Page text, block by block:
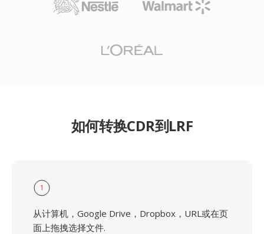
如何转换CDR到LRF
1
从计算机，Google Drive，Dropbox，URL或在页
面上拖拽选择文件.